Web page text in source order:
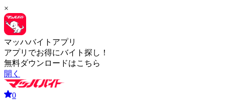
×
マッハバイトアプリ
アプリでお得にバイト探し！
無料ダウンロードはこちら
開く
0